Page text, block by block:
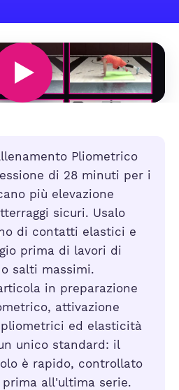
Pliometrico
di 28 minuti per i
più elevazione
sicuri. Usalo
di contatti elastici e
prima di lavori di
salti massimi.
in preparazione
attivazione
ed elasticità
unico standard: il
è rapido, controllato
all'ultima serie.